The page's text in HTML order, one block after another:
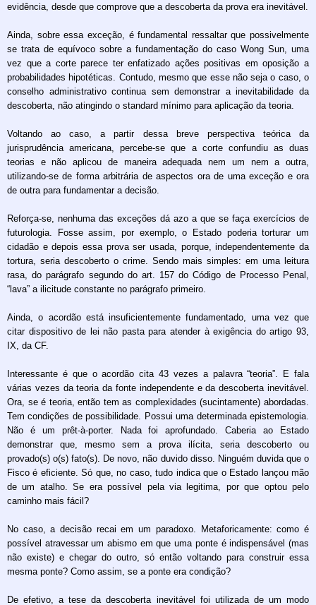
evidência, desde que comprove que a descoberta da prova era inevitável.
Ainda, sobre essa exceção, é fundamental ressaltar que possivelmente
se trata de equívoco sobre a fundamentação do caso Wong Sun, uma
vez que a corte parece ter enfatizado ações positivas em oposição a
probabilidades hipotéticas. Contudo, mesmo que esse não seja o caso, o
conselho administrativo continua sem demonstrar a inevitabilidade da
descoberta, não atingindo o standard mínimo para aplicação da teoria.
Voltando ao caso, a partir dessa breve perspectiva teórica da
jurisprudência americana, percebe-se que a corte confundiu as duas
teorias e não aplicou de maneira adequada nem um nem a outra,
utilizando-se de forma arbitrária de aspectos ora de uma exceção e ora
de outra para fundamentar a decisão.
Reforça-se, nenhuma das exceções dá azo a que se faça exercícios de
futurologia. Fosse assim, por exemplo, o Estado poderia torturar um
cidadão e depois essa prova ser usada, porque, independentemente da
tortura, seria descoberto o crime. Sendo mais simples: em uma leitura
rasa, do parágrafo segundo do art. 157 do Código de Processo Penal,
“lava” a ilicitude constante no parágrafo primeiro.
Ainda, o acordão está insuficientemente fundamentado, uma vez que
citar dispositivo de lei não pasta para atender à exigência do artigo 93,
IX, da CF.
Interessante é que o acordão cita 43 vezes a palavra “teoria”. E fala
várias vezes da teoria da fonte independente e da descoberta inevitável.
Ora, se é teoria, então tem as complexidades (sucintamente) abordadas.
Tem condições de possibilidade. Possui uma determinada epistemologia.
Não é um prêt-à-porter. Nada foi aprofundado. Caberia ao Estado
demonstrar que, mesmo sem a prova ilícita, seria descoberto ou
provado(s) o(s) fato(s). De novo, não duvido disso. Ninguém duvida que o
Fisco é eficiente. Só que, no caso, tudo indica que o Estado lançou mão
de um atalho. Se era possível pela via legitima, por que optou pelo
caminho mais fácil?
No caso, a decisão recai em um paradoxo. Metaforicamente: como é
possível atravessar um abismo em que uma ponte é indispensável (mas
não existe) e chegar do outro, só então voltando para construir essa
mesma ponte? Como assim, se a ponte era condição?
De efetivo, a tese da descoberta inevitável foi utilizada de um modo